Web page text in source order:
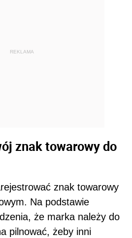
REKLAMA
znak towarowy do
znak towarowy
Na podstawie
że marka należy do
pilnować, żeby inni